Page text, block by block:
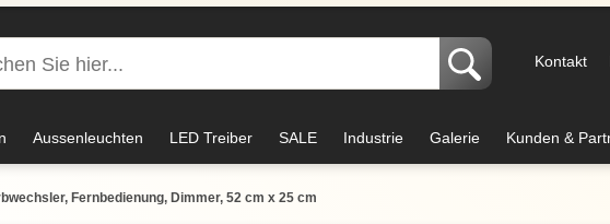
Kontakt
Aussenleuchten LED Treiber SALE Industrie Galerie Kunden &
Fernbedienung, Dimmer, 52 cm x 25 cm